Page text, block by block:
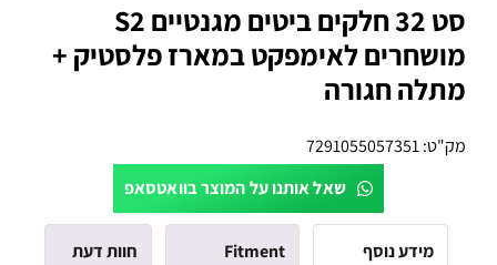
סט 32 חלקים ביטים מגנטיים S2
מושחרים לאימפקט במארז פלסטיק +
מתלה חגורה
מק"ט:7291055057351
שאל אותנו על המוצר בוואטסאפ
מידע נוסף
Fitment
חוות דעת